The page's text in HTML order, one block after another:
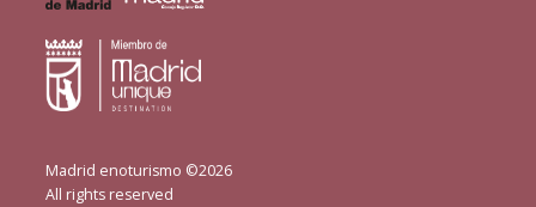
Madrid enoturismo ©2026
All rights reserved